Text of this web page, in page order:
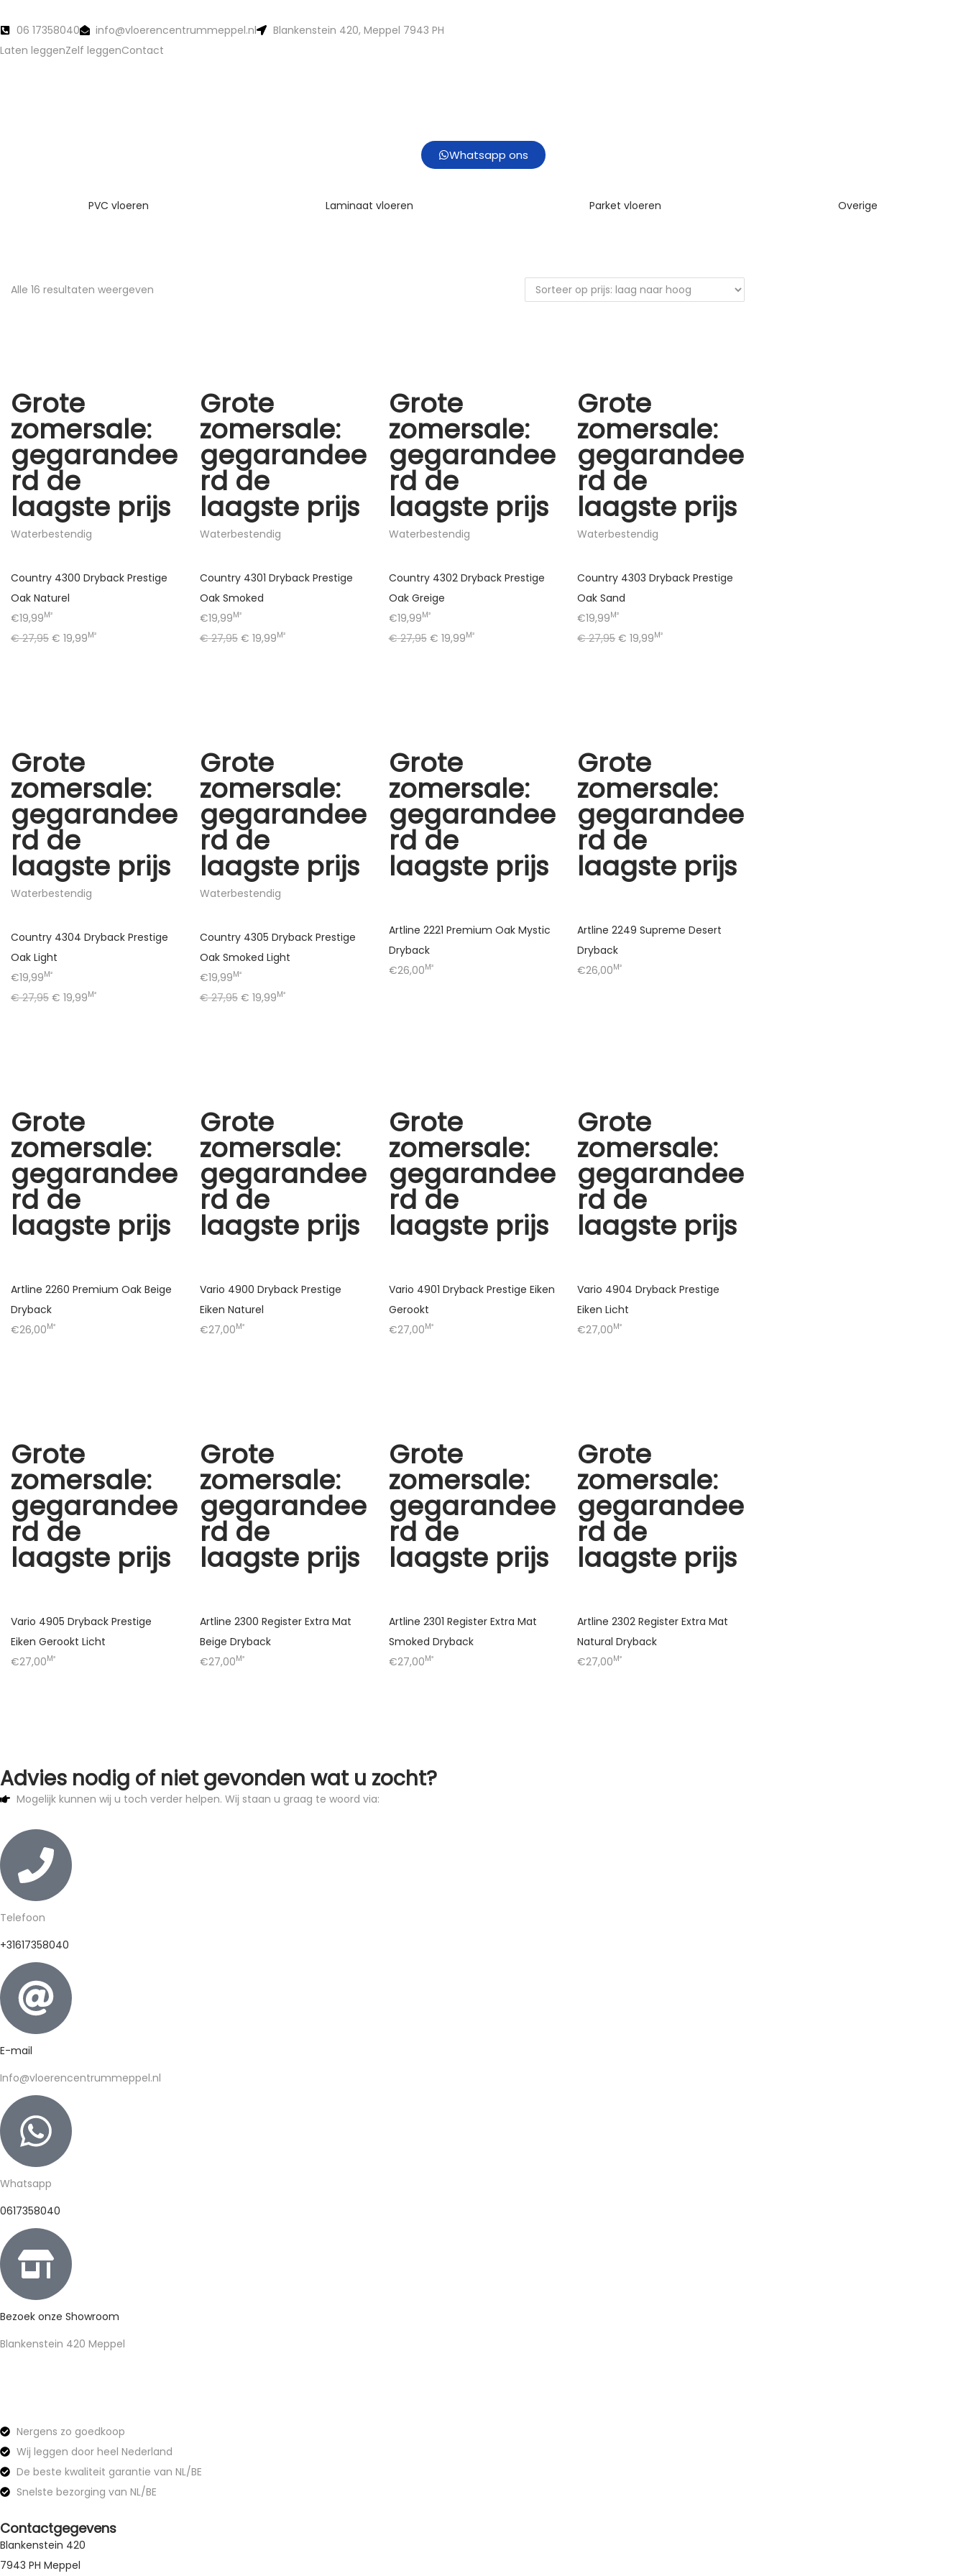
06 17358040 info@vloerencentrummeppel.nl
Blankenstein 420, Meppel 7943 PH
Laten leggenZelf leggenContact
Whatsapp ons
PVC vloeren Laminaat vloeren Parket vloeren Overige
Alle 16 resultaten weergeven
Grote
zomersale:
gegarandee
rd de
laagste prijs
Waterbestendig
Country 4300 Dryback Prestige
Oak Naturel
€19,99M²
€27,95 € 19,99M²
Grote
zomersale:
gegarandee
rd de
laagste prijs
Waterbestendig
Country 4301 Dryback Prestige
Oak Smoked
€19,99M²
€27,95 € 19,99M²
Grote
zomersale:
gegarandee
rd de
laagste prijs
Waterbestendig
Country 4302 Dryback Prestige
Oak Greige
€19,99M²
€27,95 € 19,99M²
Grote
zomersale:
gegarandee
rd de
laagste prijs
Waterbestendig
Country 4303 Dryback Prestige
Oak Sand
€19,99M²
€27,95 € 19,99M²
Grote
zomersale:
gegarandee
rd de
laagste prijs
Waterbestendig
Country 4304 Dryback Prestige
Oak Light
€19,99M²
€27,95 € 19,99M²
Grote
zomersale:
gegarandee
rd de
laagste prijs
Waterbestendig
Country 4305 Dryback Prestige
Oak Smoked Light
€19,99M²
€27,95 € 19,99M²
Grote
zomersale:
gegarandee
rd de
laagste prijs
Artline 2221 Premium Oak Mystic
Dryback
€26,00M²
Grote
zomersale:
gegarandee
rd de
laagste prijs
Artline 2249 Supreme Desert
Dryback
€26,00M²
Grote
zomersale:
gegarandee
rd de
laagste prijs
Artline 2260 Premium Oak Beige
Dryback
€26,00M²
Grote
zomersale:
gegarandee
rd de
laagste prijs
Vario 4900 Dryback Prestige
Eiken Naturel
€27,00M²
Grote
zomersale:
gegarandee
rd de
laagste prijs
Vario 4901 Dryback Prestige Eiken
Gerookt
€27,00M²
Grote
zomersale:
gegarandee
rd de
laagste prijs
Vario 4904 Dryback Prestige
Eiken Licht
€27,00M²
Grote
zomersale:
gegarandee
rd de
laagste prijs
Vario 4905 Dryback Prestige
Eiken Gerookt Licht
€27,00M²
Grote
zomersale:
gegarandee
rd de
laagste prijs
Artline 2300 Register Extra Mat
Beige Dryback
€27,00M²
Grote
zomersale:
gegarandee
rd de
laagste prijs
Artline 2301 Register Extra Mat
Smoked Dryback
€27,00M²
Grote
zomersale:
gegarandee
rd de
laagste prijs
Artline 2302 Register Extra Mat
Natural Dryback
€27,00M²
Advies nodig of niet gevonden wat u zocht?
Mogelijk kunnen wij u toch verder helpen. Wij staan u graag te woord via:
Telefoon
+31617358040
E-mail
Info@vloerencentrummeppel.nl
Whatsapp
0617358040
Bezoek onze Showroom
Blankenstein 420 Meppel
Nergens zo goedkoop
Wij leggen door heel Nederland
De beste kwaliteit garantie van NL/BE
Snelste bezorging van NL/BE
Contactgegevens
Blankenstein 420
7943 PH Meppel